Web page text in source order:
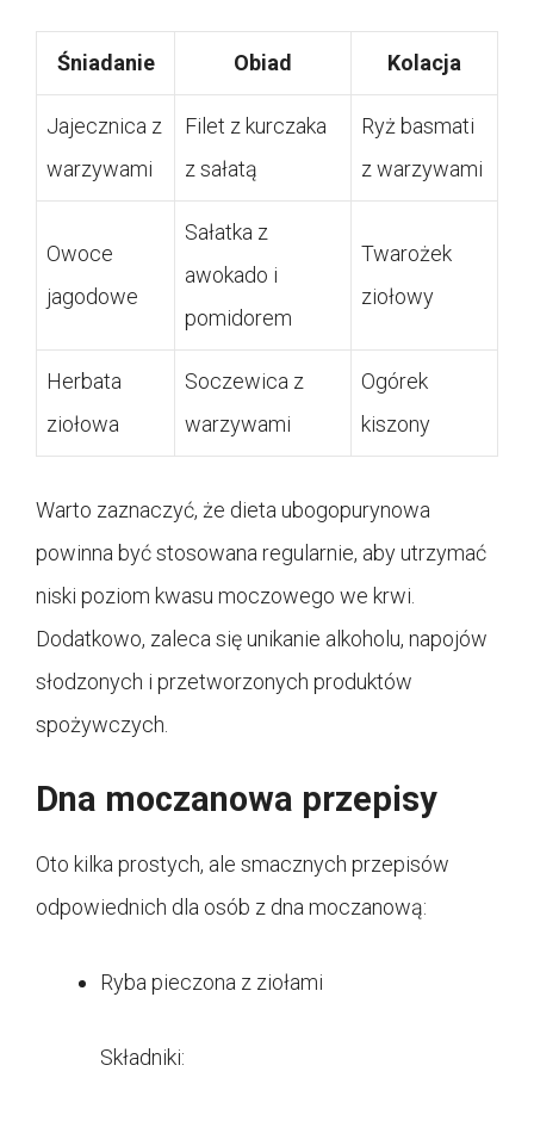
Śniadanie Obiad Kolacja
Jajecznica z
warzywami
Filet z kurczaka
z sałatą
Ryż basmati
z warzywami
Owoce
jagodowe
Sałatka z
awokado i
pomidorem
Twarożek
ziołowy
Herbata
ziołowa
Soczewica z
warzywami
Ogórek
kiszony
Warto zaznaczyć, że dieta ubogopurynowa
powinna być stosowana regularnie, aby utrzymać
niski poziom kwasu moczowego we krwi.
Dodatkowo, zaleca się unikanie alkoholu, napojów
słodzonych i przetworzonych produktów
spożywczych.
Dna moczanowa przepisy
Oto kilka prostych, ale smacznych przepisów
odpowiednich dla osób z dna moczanową:
Ryba pieczona z ziołami
Składniki: